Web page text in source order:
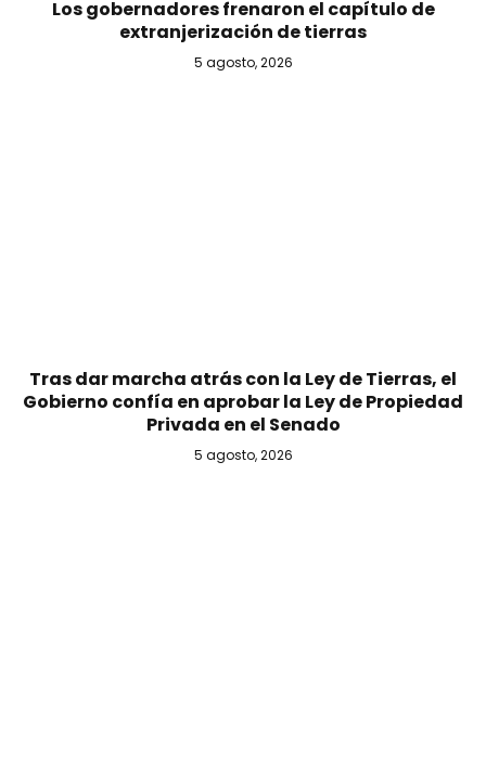
Los gobernadores frenaron el capítulo de
extranjerización de tierras
5 agosto, 2026
Tras dar marcha atrás con la Ley de Tierras, el
Gobierno confía en aprobar la Ley de Propiedad
Privada en el Senado
5 agosto, 2026